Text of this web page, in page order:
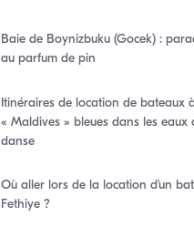
Baie de Boynizbuku (Gocek) :
au parfum de pin
Itinéraires de location de bateaux
« Maldives » bleues dans les eaux
danse
Où aller lors de la location d’un
Fethiye ?